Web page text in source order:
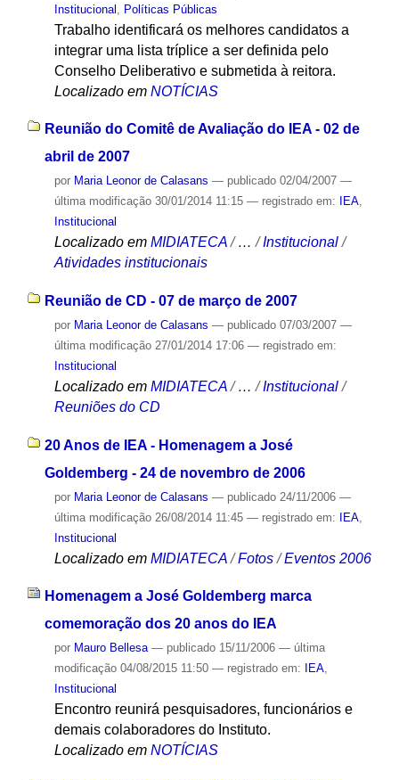
Institucional
Políticas Públicas
Trabalho identificará os melhores candidatos a
integrar uma lista tríplice a ser definida pelo
Conselho Deliberativo e submetida à reitora.
Localizado em NOTÍCIAS
Reunião do Comitê de Avaliação do IEA - 02 de
abril de 2007
por Maria Leonor de Calasans — publicado02/04/2007 —
última modificação30/01/2014 11:15 — registrado em: IEA,
Institucional
Localizado em MIDIATECA /…/Institucional /
Atividades institucionais
Reunião de CD - 07 de março de 2007
por Maria Leonor de Calasans — publicado07/03/2007 —
última modificação27/01/2014 17:06 — registrado em:
Institucional
Localizado em MIDIATECA /…/Institucional /
Reuniões do CD
20 Anos de IEA - Homenagem a José
Goldemberg - 24 de novembro de 2006
por Maria Leonor de Calasans — publicado24/11/2006 —
última modificação26/08/2014 11:45 — registrado em: IEA,
Institucional
Localizado em MIDIATECA /Fotos /Eventos 2006
Homenagem a José Goldemberg marca
comemoração dos 20 anos do IEA
por Mauro Bellesa — publicado15/11/2006 — última
modificação04/08/2015 11:50 — registrado em: IEA,
Institucional
Encontro reunirá pesquisadores, funcionários e
demais colaboradores do Instituto.
Localizado em NOTÍCIAS